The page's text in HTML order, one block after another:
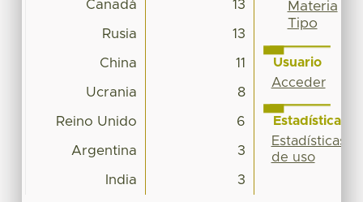
Canadá 13
Rusia 13
China 11
Ucrania 8
Reino Unido 6
Argentina 3
India 3
Materia
Tipo
Usuario
Acceder
Estadísticas
Estadísticas
de uso